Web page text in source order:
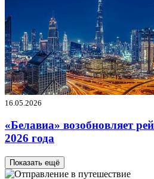
16.05.2026
«Белавиа» возобновляет
2026 года
Показать ещё